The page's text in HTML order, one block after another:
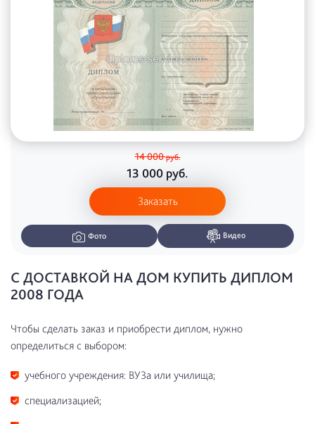
14 000руб.
13 000 руб.
Заказать
Фото Видео
С ДОСТАВКОЙ НА ДОМ КУПИТЬ ДИПЛОМ
2008 ГОДА
Чтобы сделать заказ и приобрести диплом, нужно
определиться с выбором:
учебного учреждения: ВУЗа или училища;
специализацией;